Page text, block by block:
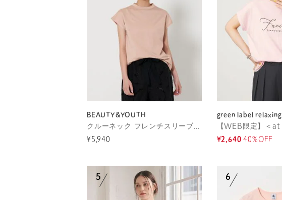
BEAUTY&YOUTH
クルーネック フレンチスリーブ カットソー
¥5,940
green label relaxing
¥2,640 40%OFF